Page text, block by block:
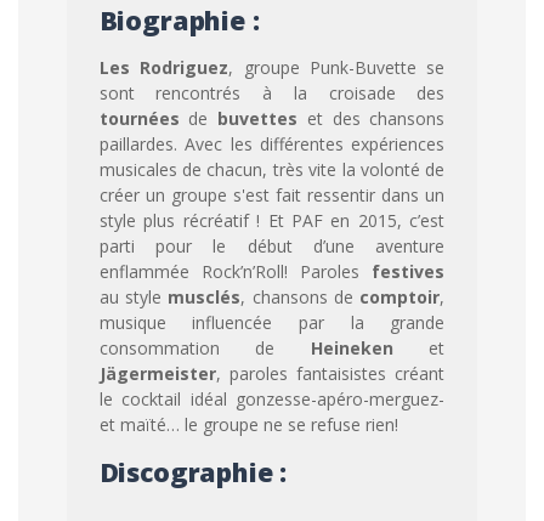
Biographie :
Les Rodriguez, groupe Punk-Buvette se
sont rencontrés à la croisade des
tournées de buvettes et des chansons
paillardes. Avec les différentes expériences
musicales de chacun, très vite la volonté de
créer un groupe s'est fait ressentir dans un
style plus récréatif ! Et PAF en 2015, c’est
parti pour le début d’une aventure
enflammée Rock’n’Roll! Paroles festives
au style musclés, chansons de comptoir,
musique influencée par la grande
consommation de Heineken et
Jägermeister, paroles fantaisistes créant
le cocktail idéal gonzesse-apéro-merguez-
et maïté… le groupe ne se refuse rien!
Discographie :